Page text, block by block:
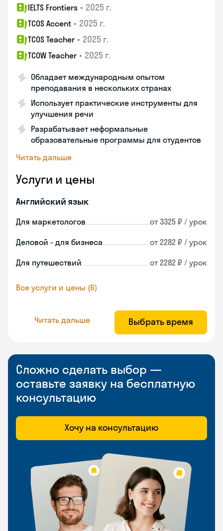
IELTS Frontiers • 2025 г.
TCOS Accent • 2025 г.
TCOS Teacher • 2025 г.
TCOW Teacher • 2025 г.
Обладает международным опытом
преподавания в нескольких странах
Использует практические инструменты для
улучшения речи
Разрабатывает неформальные
образовательные программы для студентов
Читать дальше
Услуги и цены
Английский язык
Для маркетологов от 3325 ₽ / урок
Деловой - для бизнеса от 2282 ₽ / урок
Для путешествий от 2282 ₽ / урок
Все услуги и цены (6)
Читать дальше Выбрать время
Сложно сделать выбор —
оставьте заявку на бесплатную
консультацию
Хочу на консультацию